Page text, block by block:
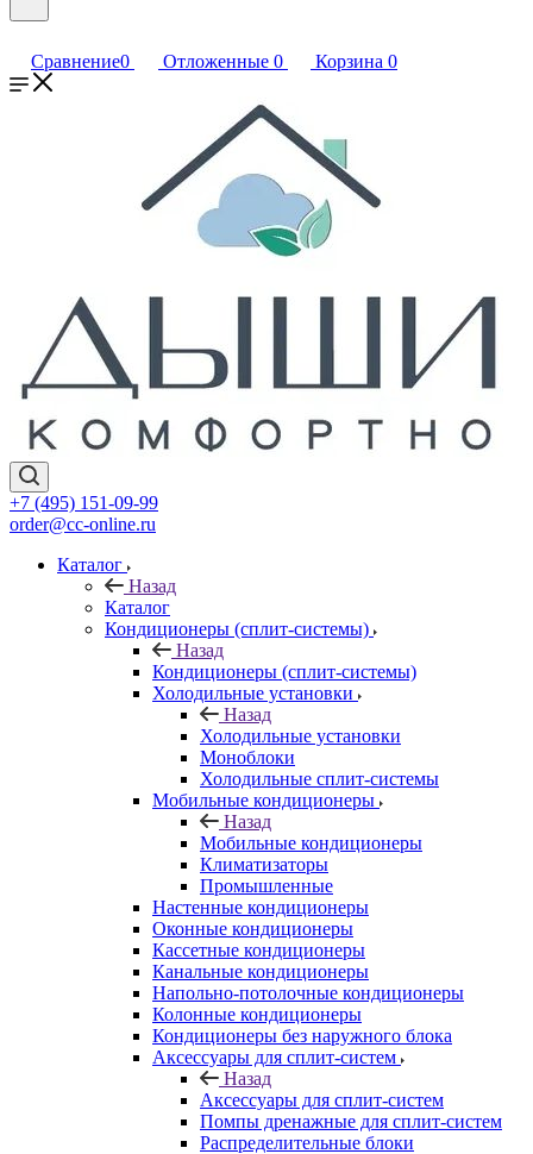
Сравнение0 Отложенные 0 Корзина 0
+7 (495) 151-09-99
order@cc-online.ru
Каталог
Назад
Каталог
Кондиционеры (сплит-системы)
Назад
Кондиционеры (сплит-системы)
Холодильные установки
Назад
Холодильные установки
Моноблоки
Холодильные сплит-системы
Мобильные кондиционеры
Назад
Мобильные кондиционеры
Климатизаторы
Промышленные
Настенные кондиционеры
Оконные кондиционеры
Кассетные кондиционеры
Канальные кондиционеры
Напольно-потолочные кондиционеры
Колонные кондиционеры
Кондиционеры без наружного блока
Аксессуары для сплит-систем
Назад
Аксессуары для сплит-систем
Помпы дренажные для сплит-систем
Распределительные блоки